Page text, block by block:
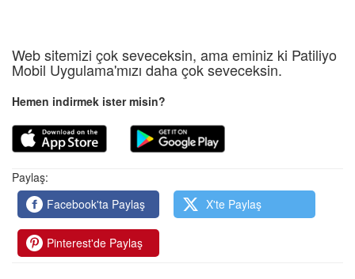
Web sitemizi çok seveceksin, ama eminiz ki Patiliyo
Mobil Uygulama'mızı daha çok seveceksin.
Hemen indirmek ister misin?
Paylaş:
Facebook'ta Paylaş
X'te Paylaş
Pinterest'de Paylaş